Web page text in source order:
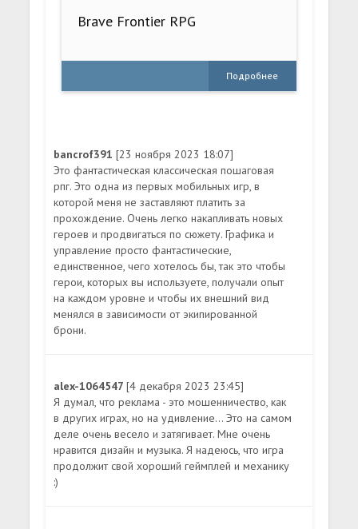
Brave Frontier RPG
Подробнее
bancrof391[23 ноября 2023 18:07]
Это фантастическая классическая пошаговая
рпг. Это одна из первых мобильных игр, в
которой меня не заставляют платить за
прохождение. Очень легко накапливать новых
героев и продвигаться по сюжету. Графика и
управление просто фантастические,
единственное, чего хотелось бы, так это чтобы
герои, которых вы используете, получали опыт
на каждом уровне и чтобы их внешний вид
менялся в зависимости от экипированной
брони.
alex-1064547[4 декабря 2023 23:45]
Я думал, что реклама - это мошенничество, как
в других играх, но на удивление... Это на самом
деле очень весело и затягивает. Мне очень
нравится дизайн и музыка. Я надеюсь, что игра
продолжит свой хороший геймплей и механику
:)